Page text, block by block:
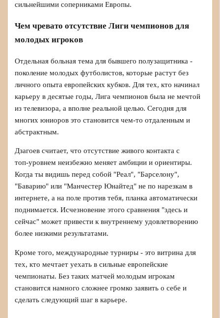
сильнейшими соперниками Европы.
Чем чревато отсутствие Лиги чемпионов для
молодых игроков
Отдельная больная тема для бывшего полузащитника -
поколение молодых футболистов, которые растут без
личного опыта европейских кубков. Для тех, кто начинал
карьеру в десятые годы, Лига чемпионов была не мечтой
из телевизора, а вполне реальной целью. Сегодня для
многих юниоров это становится чем‑то отдаленным и
абстрактным.
Дзагоев считает, что отсутствие живого контакта с
топ‑уровнем неизбежно меняет амбиции и ориентиры.
Когда ты видишь перед собой "Реал", "Барселону",
"Баварию" или "Манчестер Юнайтед" не по нарезкам в
интернете, а на поле против тебя, планка автоматически
поднимается. Исчезновение этого сравнения "здесь и
сейчас" может привести к внутреннему удовлетворению
более низкими результатами.
Кроме того, международные турниры - это витрина для
тех, кто мечтает уехать в сильные европейские
чемпионаты. Без таких матчей молодым игрокам
становится намного сложнее громко заявить о себе и
сделать следующий шаг в карьере.